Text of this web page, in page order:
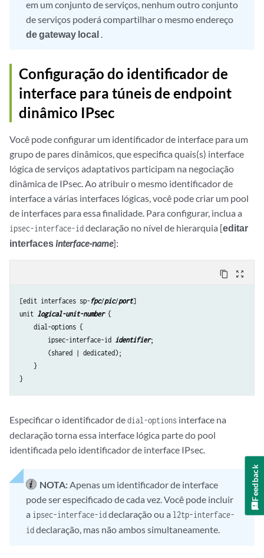
em um conjunto de serviços, nenhum outro conjunto
de serviços poderá compartilhar o mesmo endereço
de gateway local .
Configuração do identificador de
interface para túneis de endpoint
dinâmico IPsec
Você pode configurar um identificador de interface para um
grupo de pares dinâmicos, que especifica quais(s) interface
lógica de serviços adaptativos participam na negociação
dinâmica de IPsec. Ao atribuir o mesmo identificador de
interface a várias interfaces lógicas, você pode criar um pool
de interfaces para essa finalidade. Para configurar, inclua a
ipsec-interface-iddeclaração no nível de hierarquia [editar
interfaces interface-name]:
content_copy zoom_out_map
[edit interfaces sp- fpc/pic/port]
unit logical-unit-number {
    dial-options {
        ipsec-interface-id
identifier;
        (shared | dedicated);
    }
Especificar o identificador dedial-options interface na
declaração torna essa interface lógica parte do pool
identificada pelo identificador de interface IPsec.
NOTA: Apenas um identificador de interface
pode ser especificado de cada vez. Você pode incluir
a ipsec-interface-iddeclaração ou a l2tp-interface-
iddeclaração, mas não ambos simultaneamente.
Feedback